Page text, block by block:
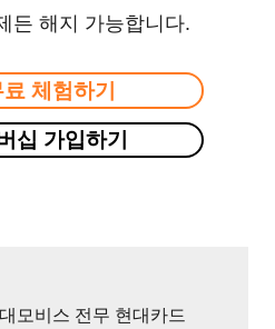
든 해지 가능합니다.
체험하기
십 가입하기
모비스 전무 현대카드